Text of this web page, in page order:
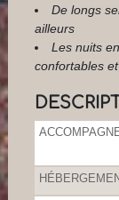
De longs
ailleurs
Les nuits
confortables